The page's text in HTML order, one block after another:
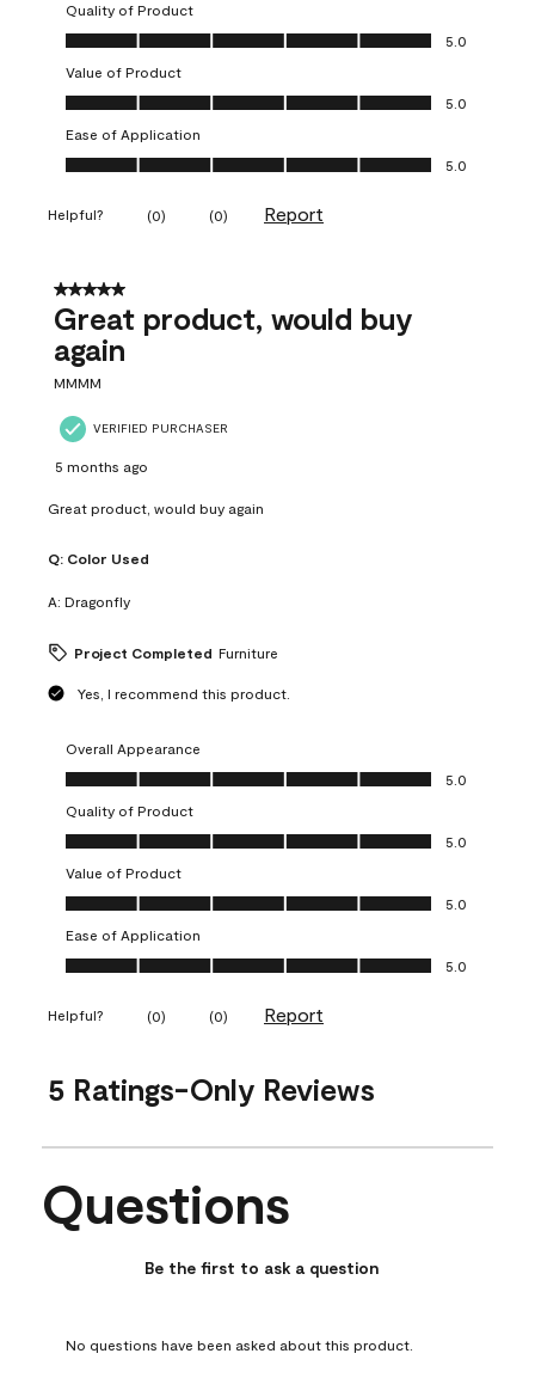
Quality of Product
Quality of Product, 5.0 out of 5
5.0
Value of Product
Value of Product, 5.0 out of 5
5.0
Ease of Application
Ease of Application, 5.0 out of 5
5.0
Helpful? (0) (0) Report
5 out of 5 stars.
Great product, would buy
again
MMMM
VERIFIED PURCHASER
5 months ago
Great product, would buy again
Q: Color Used
A: Dragonfly
Project Completed Furniture
Yes, I recommend this product.
Overall Appearance
Overall Appearance, 5.0 out of 5
5.0
Quality of Product
Quality of Product, 5.0 out of 5
5.0
Value of Product
Value of Product, 5.0 out of 5
5.0
Ease of Application
Ease of Application, 5.0 out of 5
5.0
Helpful? (0) (0) Report
5 Ratings-Only Reviews
No questions have been asked about this product.
Questions
Be the first to ask a question
No questions have been asked about this product.